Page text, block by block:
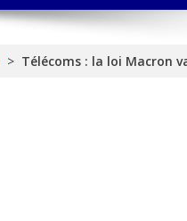
> Télécoms : la loi Macron